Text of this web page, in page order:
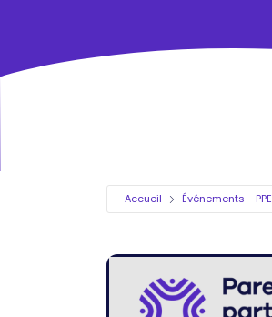
Accueil Événements - PPE